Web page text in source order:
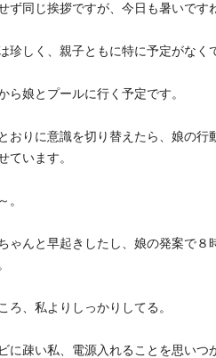
ず同じ挨拶ですが、今日も暑いです
珍しく、親子ともに特に予定がなく
ら娘とプールに行く予定です。
とおりに意識を切り替えたら、娘の
ています。
。
ゃんと早起きしたし、娘の発案で
ろ、私よりしっかりしてる。
に疎い私、電源入れることを思いつ